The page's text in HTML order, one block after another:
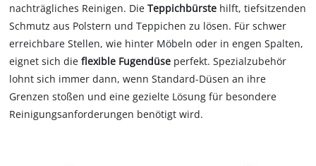
nachträgliches Reinigen. DieTeppichbürste hilft, tiefsitzenden
Schmutz aus Polstern und Teppichen zu lösen. Für schwer
erreichbare Stellen, wie hinter Möbeln oder in engen Spalten,
eignet sich dieflexible Fugendüse perfekt. Spezialzubehör
lohnt sich immer dann, wenn Standard-Düsen an ihre
Grenzen stoßen und eine gezielte Lösung für besondere
Reinigungsanforderungen benötigt wird.